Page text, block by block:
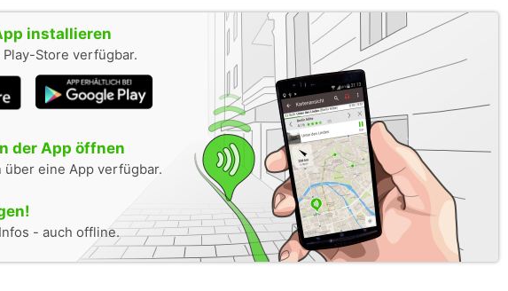
installieren
Store verfügbar.
der App öffnen
über eine App verfügbar.
- auch offline.